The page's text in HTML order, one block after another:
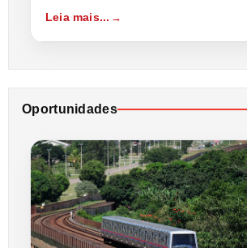
Leia mais...
Oportunidades